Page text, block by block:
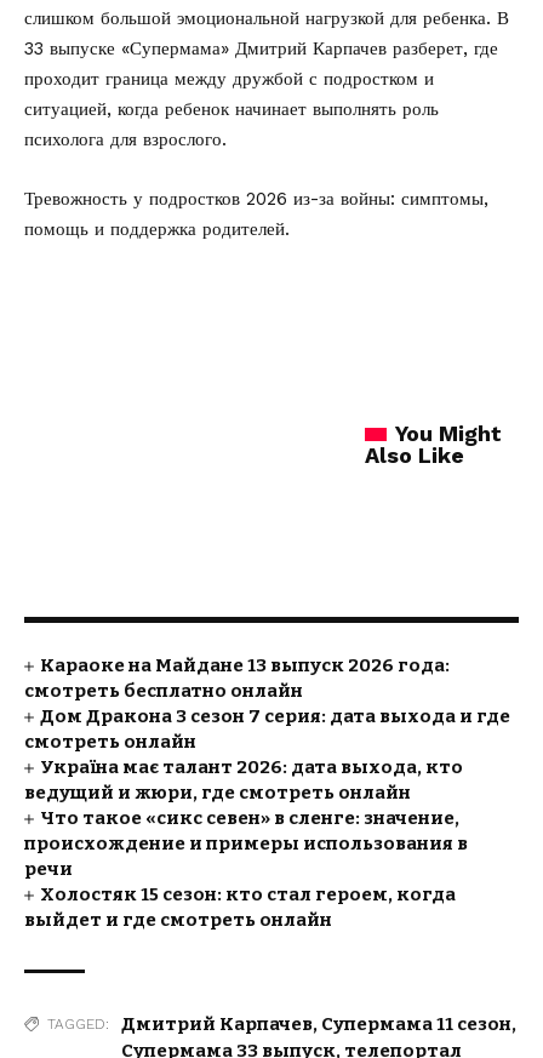
слишком большой эмоциональной нагрузкой для ребенка. В
33 выпуске «Супермама» Дмитрий Карпачев разберет, где
проходит граница между дружбой с подростком и
ситуацией, когда ребенок начинает выполнять роль
психолога для взрослого.
Тревожность у подростков 2026 из-за войны: симптомы,
помощь и поддержка родителей.
You Might
Also Like
Караоке на Майдане 13 выпуск 2026 года:
смотреть бесплатно онлайн
Дом Дракона 3 сезон 7 серия: дата выхода и где
смотреть онлайн
Україна має талант 2026: дата выхода, кто
ведущий и жюри, где смотреть онлайн
Что такое «сикс севен» в сленге: значение,
происхождение и примеры использования в
речи
Холостяк 15 сезон: кто стал героем, когда
выйдет и где смотреть онлайн
TAGGED: Дмитрий Карпачев, Супермама 11 сезон,
Супермама 33 выпуск, телепортал